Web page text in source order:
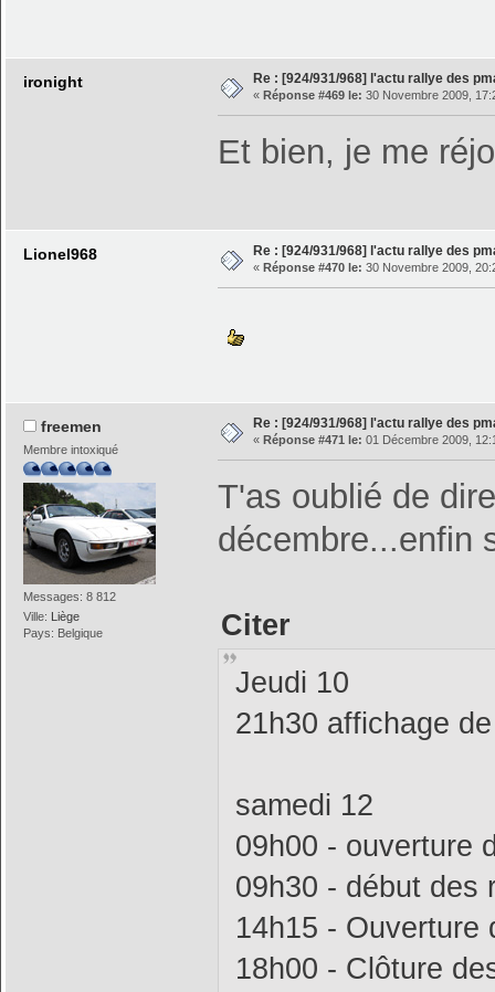
ironight Re : [924/931/968] l'actu rallye des
« Réponse #469 le: 30 Novembre 2009,
Et bien, je me
Lionel968 Re : [924/931/968] l'actu rallye des
« Réponse #470 le: 30 Novembre 2009,
freemen
Membre intoxiqué
Messages: 8 812
Ville:
Liège
Pays: Belgique
Re : [924/931/968] l'actu rallye des
« Réponse #471 le: 01 Décembre 2009,
T'as oublié de
décembre...enfin
Citer
Jeudi 10
21h30 affichage
samedi 12
09h00 - ouverture
09h30 - début des
14h15 - Ouverture
18h00 - Clôture